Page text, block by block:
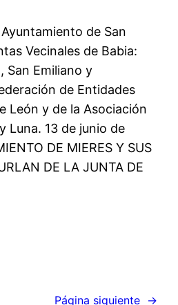
de San
Vecinales de Babia:
San Emiliano y
de Entidades
León y de la Asociación
Luna. 13 de junio de
DE MIERES Y SUS
DE LA JUNTA DE
Página siguiente →